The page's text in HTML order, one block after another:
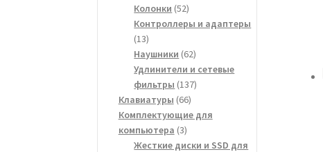
Колонки 5252
товара
Контроллеры и адаптеры
1313
товаров
Наушники 6262
товара
Удлинители и сетевые
фильтры 137137
Клавиатуры 6666
товаров
Комплектующие для
компьютера 33
товара
Жесткие диски и SSD для